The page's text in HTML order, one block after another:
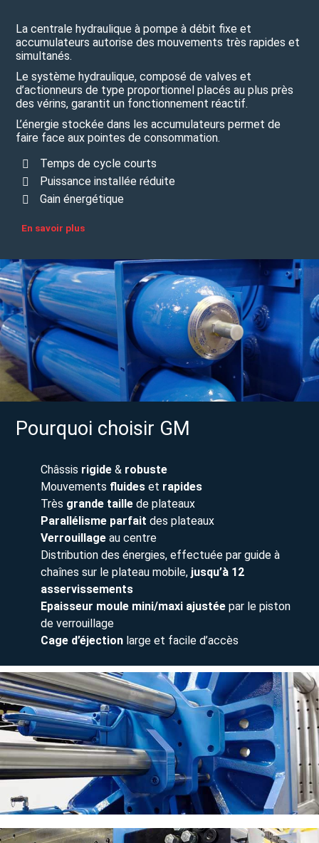
La centrale hydraulique à pompe à débit fixe et
accumulateurs autorise des mouvements très rapides et
simultanés.
Le système hydraulique, composé de valves et
d’actionneurs de type proportionnel placés au plus près
des vérins, garantit un fonctionnement réactif.
L’énergie stockée dans les accumulateurs permet de
faire face aux pointes de consommation.
Temps de cycle courts
Puissance installée réduite
Gain énergétique
En savoir plus
Pourquoi choisir GM
Châssis rigide & robuste
Mouvements fluides et rapides
Très grande taille de plateaux
Parallélisme parfait des plateaux
Verrouillage au centre
Distribution des énergies, effectuée par guide à
chaînes sur le plateau mobile, jusqu’à 12
asservissements
Epaisseur moule mini/maxi ajustée par le piston
de verrouillage
Cage d’éjection large et facile d’accès